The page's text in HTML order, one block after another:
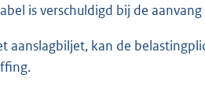
is verschuldigd bij de
kan de